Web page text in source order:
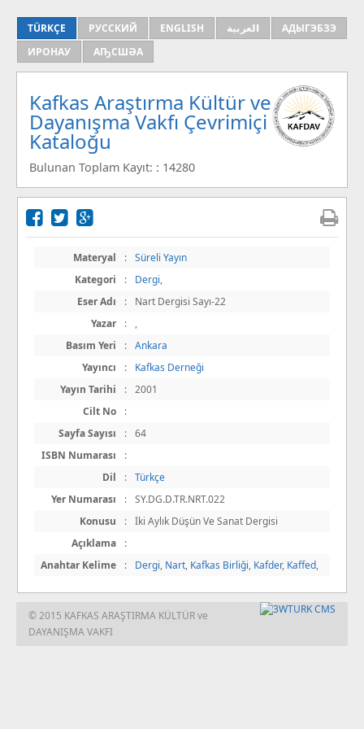
TÜRKÇE РУССКИЙ ENGLISH العربية
АДЫГЭБЗЭ
ИРОНАУ
АҦСШӘА
Kafkas Araştırma Kültür ve
Dayanışma Vakfı Çevrimiçi
Kataloğu
Bulunan Toplam Kayıt: : 14280
Materyal : Süreli Yayın
Kategori
: Dergi,
Eser Adı
:
Nart Dergisi Sayı-22
Yazar
:
,
Basım Yeri
: Ankara
Yayıncı
:
Kafkas Derneği
Yayın Tarihi
: 2001
Cilt No
:
Sayfa Sayısı
: 64
ISBN Numarası
:
Dil
: Türkçe
Yer Numarası
: SY.DG.D.TR.NRT.022
Konusu
: İki Aylık Düşün Ve Sanat Dergisi
Açıklama
:
Anahtar Kelime
: Dergi, Nart, Kafkas Birliği, Kafder, Kaffed,
© 2015 KAFKAS ARAŞTIRMA KÜLTÜR ve
DAYANIŞMA VAKFI